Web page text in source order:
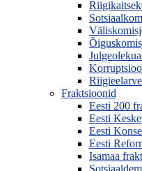
Fraktsioonid
Eesti 200
Eesti
Eesti
Eesti
Isamaa